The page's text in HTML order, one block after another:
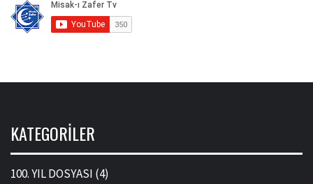
KATEGORILER
100. YIL DOSYASI (4)